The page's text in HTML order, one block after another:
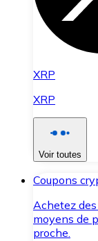
XRP
XRP
Voir toutes
Coupons
Achetez
moyens de
proche.